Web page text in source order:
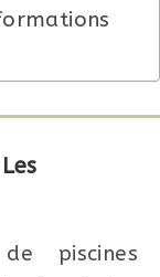
piscines